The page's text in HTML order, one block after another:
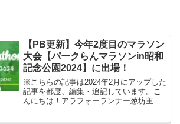
【PB更新】今年2度目のマラソン
大会【パークらんマラソンin昭和
記念公園2024】に出場！
※こちらの記事は2024年2月にアップした
記事を都度、編集・追記しています。こ
んにちは！アラフォーランナー葱坊主で